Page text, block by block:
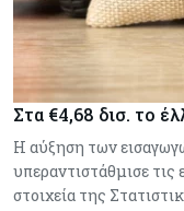
Στα €4,68 δισ. το
Η αύξηση των
υπεραντιστάθμισε
στοιχεία της